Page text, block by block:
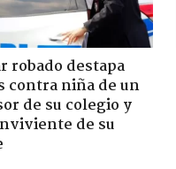
robado destapa
contra niña de un
de su colegio y
de su